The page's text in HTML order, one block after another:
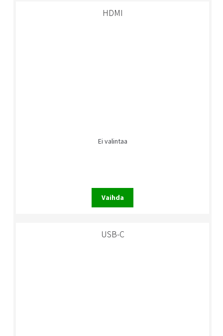
HDMI
Ei valintaa
Vaihda
USB-C